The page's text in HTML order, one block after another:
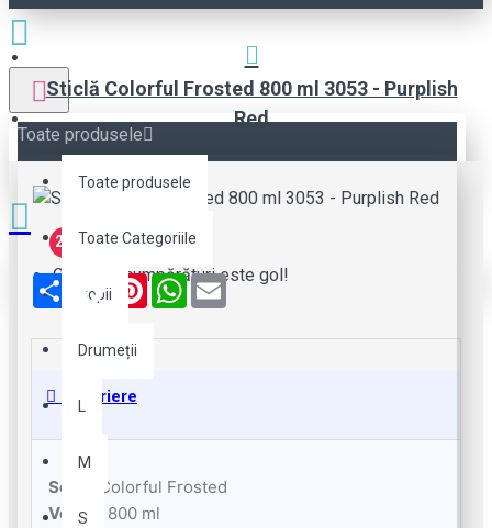
Toate produsele
Toate produsele
Toate Categoriile
Copii
Drumeții
M
S
Coșul de cumpărături este gol!
Sticlă Colorful Frosted 800 ml 3053 - Purplish
Red
2-3 Zile
Facebook
PinterestWhatsApp
Email
Descriere
Seria:
Colorful Frosted
Volum:
800 ml